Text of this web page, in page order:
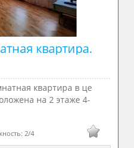
квартира.
квартира в це
на 2 этаже 4-
2/4